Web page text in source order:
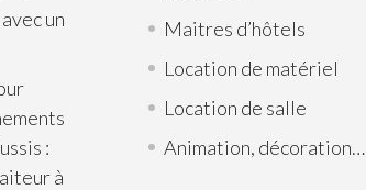
un
:
à
Maitres d’hôtels
Location de matériel
Location de salle
Animation, décoration…